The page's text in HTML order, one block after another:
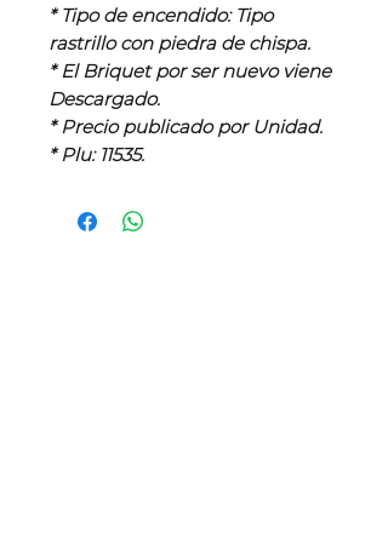
* Tipo de encendido: Tipo
rastrillo con piedra de chispa.
* El Briquet por ser nuevo viene
Descargado.
* Precio publicado por Unidad.
* Plu: 11535.